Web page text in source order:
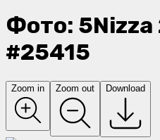
Фото: 5Nizza
#25415
Zoom in Zoom out Download